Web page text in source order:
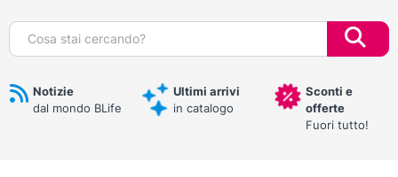
Cerca:
Notizie
dal mondo BLife
Ultimi arrivi
in catalogo
Sconti e
offerte
Fuori tutto!